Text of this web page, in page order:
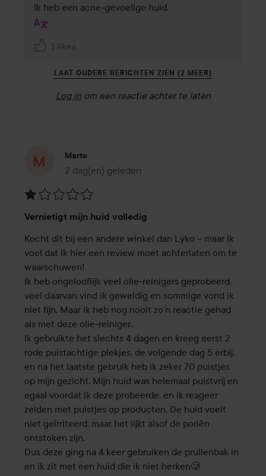
Ik heb een acne-gevoelige huid.
1 likes
LAAT OUDERE BERICHTEN ZIEN (2 MEER)
Log in om een reactie achter te laten
Marte
2 dag(en) geleden
Het bericht is gemaakt 2 dag(en) geleden
1
van
de
5
Vernietigt mijn huid volledig
Kocht dit bij een andere winkel dan Lyko – maar ik
voel dat ik hier een review moet achterlaten om te
waarschuwen!
Ik heb ongelooflijk veel olie-reinigers geprobeerd,
veel daarvan vind ik geweldig en sommige vond ik
niet fijn. Maar ik heb nog nooit zo’n reactie gehad
als met deze olie-reiniger..
Ik gebruikte het slechts 4 dagen en kreeg eerst 2
rode puistachtige plekjes, de volgende dag 5 erbij,
en na het laatste gebruik heb ik zeker 70 puistjes
op mijn gezicht. Mijn huid was helemaal puistvrij en
egaal voordat ik deze probeerde, en ik reageer
zelden met puistjes op producten. De huid voelt
niet geïrriteerd, maar het lijkt alsof de poriën
ontstoken zijn.
Dus deze ging na 4 keer gebruiken de prullenbak in
en ik zit met een huid die ik niet herken🥲